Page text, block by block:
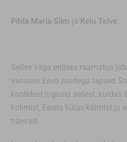
Pihla Maria Siim ja Keiu Telve
Selles väga erilises raamatus
vanuses Eesti juurtega lapsed
koolidest lugusid sellest, kuidas
kolimist, Eestis külas käimist ja
näevad.